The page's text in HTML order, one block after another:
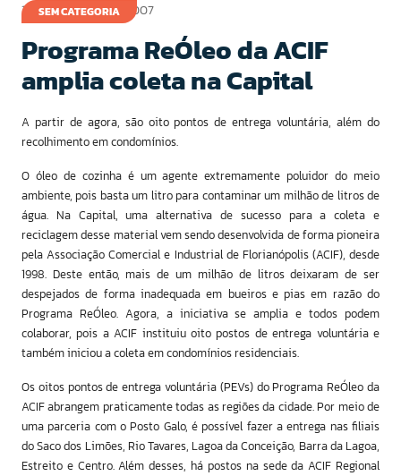
SEM CATEGORIA
14 de novembro de 2007
Programa ReÓleo da ACIF
amplia coleta na Capital
A partir de agora, são oito pontos de entrega voluntária, além do
recolhimento em condomínios.
O óleo de cozinha é um agente extremamente poluidor do meio
ambiente, pois basta um litro para contaminar um milhão de litros de
água. Na Capital, uma alternativa de sucesso para a coleta e
reciclagem desse material vem sendo desenvolvida de forma pioneira
pela Associação Comercial e Industrial de Florianópolis (ACIF), desde
1998. Deste então, mais de um milhão de litros deixaram de ser
despejados de forma inadequada em bueiros e pias em razão do
Programa ReÓleo. Agora, a iniciativa se amplia e todos podem
colaborar, pois a ACIF instituiu oito postos de entrega voluntária e
também iniciou a coleta em condomínios residenciais.
Os oitos pontos de entrega voluntária (PEVs) do Programa ReÓleo da
ACIF abrangem praticamente todas as regiões da cidade. Por meio de
uma parceria com o Posto Galo, é possível fazer a entrega nas filiais
do Saco dos Limões, Rio Tavares, Lagoa da Conceição, Barra da Lagoa,
Estreito e Centro. Além desses, há postos na sede da ACIF Regional